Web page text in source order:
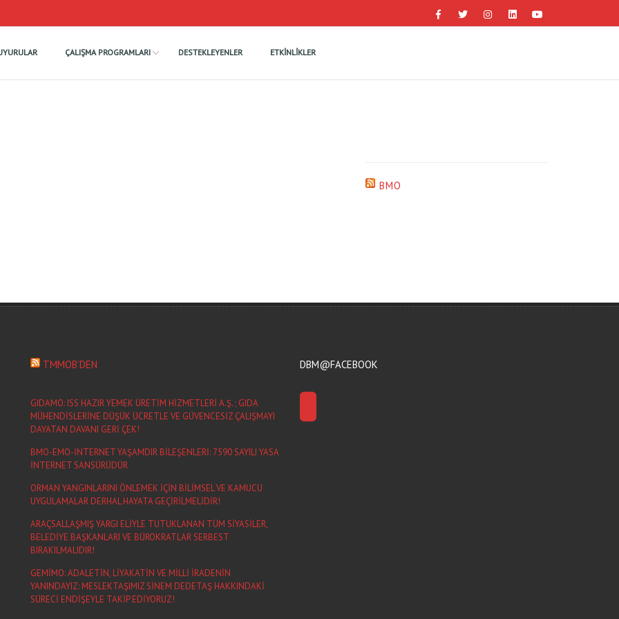
ÇALIŞMA PROGRAMLARI DESTEKLEYENLER ETKINLIKLER
BMO
TMMOB’DEN
GIDAMO: ISS HAZIR YEMEK ÜRETİM HİZMETLERİ A.Ş. ; GIDA
MÜHENDİSLERİNE DÜŞÜK ÜCRETLE VE GÜVENCESİZ ÇALIŞMAYI
DAYATAN DAVANI GERİ ÇEK!
BMO-EMO-İNTERNET YAŞAMDIR BİLEŞENLERİ: 7590 SAYILI YASA
İNTERNET SANSÜRÜDÜR
ORMAN YANGINLARINI ÖNLEMEK İÇİN BİLİMSEL VE KAMUCU
UYGULAMALAR DERHAL HAYATA GEÇİRİLMELİDİR!
ARAÇSALLAŞMIŞ YARGI ELİYLE TUTUKLANAN TÜM SİYASİLER,
BELEDİYE BAŞKANLARI VE BÜROKRATLAR SERBEST
BIRAKILMALIDIR!
GEMİMO: ADALETİN, LİYAKATİN VE MİLLİ İRADENİN
YANINDAYIZ: MESLEKTAŞIMIZ SİNEM DEDETAŞ HAKKINDAKİ
SÜRECİ ENDİŞEYLE TAKİP EDİYORUZ!
DBM@FACEBOOK